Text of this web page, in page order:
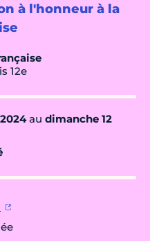
à l'honneur à la
12e
au dimanche 12